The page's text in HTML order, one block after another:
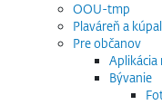
OOU-tmp
Plaváreň a
Pre občanov
Aplikácia
Bývanie